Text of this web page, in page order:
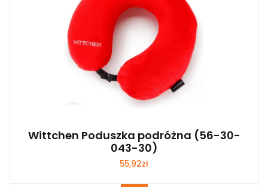
Wittchen Poduszka podróżna (56-30-
043-30)
55,92zł